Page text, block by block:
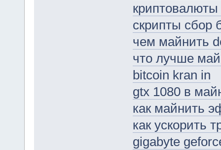
криптовалюты
скрипты сбор
чем майнить
что лучше
bitcoin kran in
gtx 1080 в
как майнить
как ускорить
gigabyte